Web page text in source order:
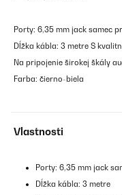
Porty: 6,35 mm jack samec
Dĺžka kábla: 3 metre S
Na pripojenie širokej škály
Farba: čierno-biela
Vlastnosti
Porty: 6,35 mm jack
Dĺžka kábla: 3 metre